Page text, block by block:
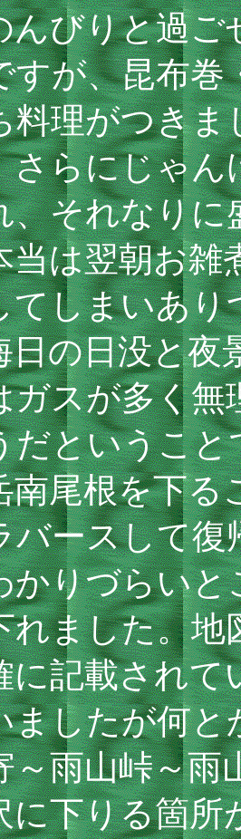
んびりと過ご
すが、昆布巻
料理がつき
さらにじゃ
、それなりに
当は翌朝お雑
てしまいあ
の日没と夜
ガスが多く無
だということ
南尾根を下る
バースして
かりづらい
れました。地
に記載されて
ましたが何と
～雨山峠～雨
に下りる箇所